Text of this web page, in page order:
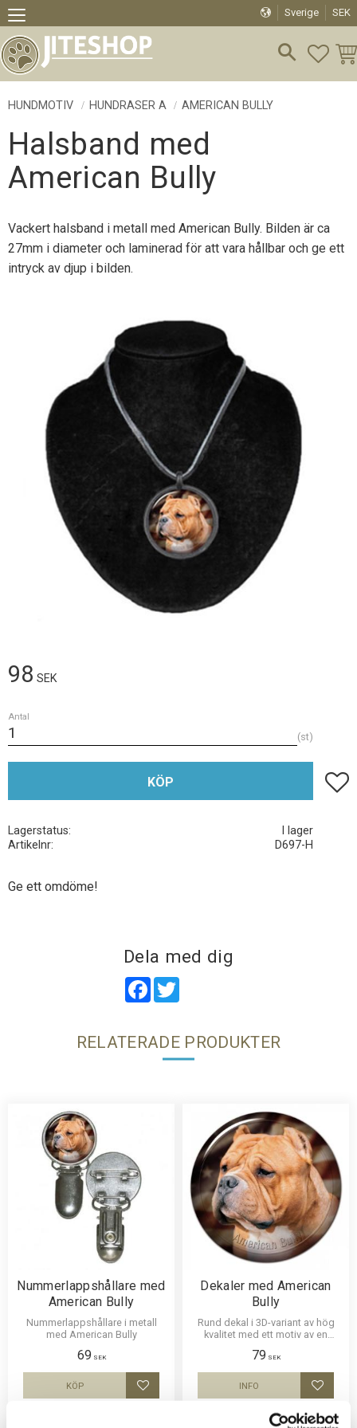
Meny
Sverige SEK
HUNDMOTIV HUNDRASER A AMERICAN BULLY
Halsband med
American Bully
Vackert halsband i metall med American Bully. Bilden är ca
27mm i diameter och laminerad för att vara hållbar och ge ett
intryck av djup i bilden.
98 SEK
Antal
st
KÖP Lägg
Lagerstatus
I lager
Artikelnr
D697-H
Ge ett omdöme!
Dela med dig
Facebook
RELATERADE PRODUKTER
Nummerlappshållare med
American Bully
Nummerlappshållare i metall
med American Bully
69 SEK
Lägg till i favoriter
KÖP
Dekaler med American
Bully
Rund dekal i 3D-variant av hög
kvalitet med ett motiv av en
storlekar 10 cm , 15 cm och 30
cm i diameter.
79 SEK
Lägg
INFO